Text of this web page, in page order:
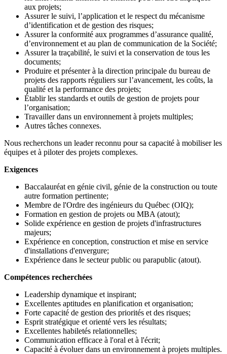
aux projets;
Assurer le suivi, l’application et le respect du mécanisme
d’identification et de gestion des risques;
Assurer la conformité aux programmes d’assurance qualité,
d’environnement et au plan de communication de la Société;
Assurer la traçabilité, le suivi et la conservation de tous les
documents;
Produire et présenter à la direction principale du bureau de
projets des rapports réguliers sur l’avancement, les coûts, la
qualité et la performance des projets;
Établir les standards et outils de gestion de projets pour
l’organisation;
Travailler dans un environnement à projets multiples;
Autres tâches connexes.
Nous recherchons un leader reconnu pour sa capacité à mobiliser les
équipes et à piloter des projets complexes.
Exigences
Baccalauréat en génie civil, génie de la construction ou toute
autre formation pertinente;
Membre de l'Ordre des ingénieurs du Québec (OIQ);
Formation en gestion de projets ou MBA (atout);
Solide expérience en gestion de projets d'infrastructures
majeurs;
Expérience en conception, construction et mise en service
d'installations d'envergure;
Expérience dans le secteur public ou parapublic (atout).
Compétences recherchées
Leadership dynamique et inspirant;
Excellentes aptitudes en planification et organisation;
Forte capacité de gestion des priorités et des risques;
Esprit stratégique et orienté vers les résultats;
Excellentes habiletés relationnelles;
Communication efficace à l'oral et à l'écrit;
Capacité à évoluer dans un environnement à projets multiples.